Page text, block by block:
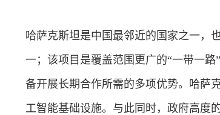
哈萨克斯坦是中国最邻近的国家之一，
一；该项目是覆盖范围更广的“一带一
备开展长期合作所需的多项优势。哈萨
工智能基础设施。与此同时，政府高度